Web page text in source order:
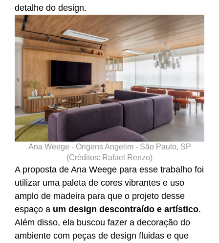
detalhe do design.
Ana Weege - Origens Angelim - São Paulo, SP
(Créditos: Rafael Renzo)
A proposta de Ana Weege para esse trabalho foi
utilizar uma paleta de cores vibrantes e uso
amplo de madeira para que o projeto desse
espaço a um design descontraído e artístico.
Além disso, ela buscou fazer a decoração do
ambiente com peças de design fluidas e que